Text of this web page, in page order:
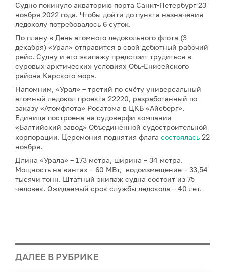
Судно покинуло акваторию порта Санкт-Петербург 23
ноября 2022 года. Чтобы дойти до пункта назначения
ледоколу потребовалось 6 суток.
По плану в День атомного ледокольного флота (3
декабря) «Урал» отправится в свой дебютный рабочий
рейс. Судну и его экипажу предстоит трудиться в
суровых арктических условиях Обь-Енисейского
района Карского моря.
Напомним, «Урал» – третий по счёту универсальный
атомный ледокол проекта 22220, разработанный по
заказу «Атомфлота» Росатома в ЦКБ «Айсберг».
Единица построена на судоверфи компании
«Балтийский завод» Объединенной судостроительной
корпорации. Церемония поднятия флага состоялась 22
ноября.
Длина «Урала» – 173 метра, ширина – 34 метра.
Мощность на винтах – 60 МВт, водоизмещение – 33,54
тысячи тонн. Штатный экипаж судна состоит из 75
человек. Ожидаемый срок службы ледокола – 40 лет.
ДАЛЕЕ В РУБРИКЕ